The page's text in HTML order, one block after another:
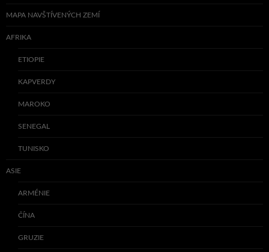
MAPA NAVŠTÍVENÝCH ZEMÍ
AFRIKA
ETIOPIE
KAPVERDY
MAROKO
SENEGAL
TUNISKO
ASIE
ARMÉNIE
ČÍNA
GRUZIE